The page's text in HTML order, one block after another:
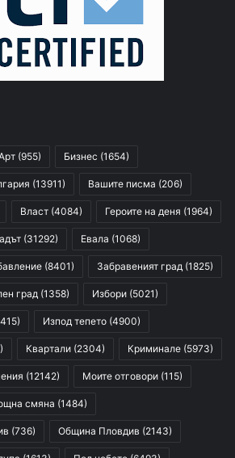
(955) Бизнес (1654)
(13911) Вашите писма (206)
Власт (4084) Героите на деня (1964)
(31292) Евала (1068)
(8401) Забравеният град (1825)
град (1358) Избори (5021)
Изпод тепето (4900)
Квартали (2304) Криминале (5973)
(12142) Моите отговори (115)
смяна (1484)
(736) Община Пловдив (2143)